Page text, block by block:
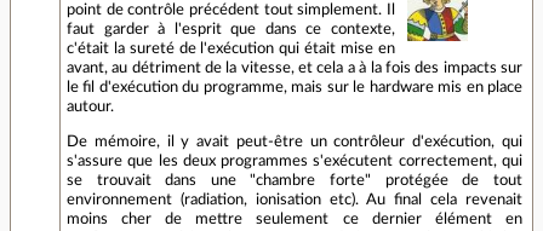
point de contrôle précédent tout simplement. Il
faut garder à l'esprit que dans ce contexte,
c'était la sureté de l'exécution qui était mise en
avant, au détriment de la vitesse, et cela a à la fois des impacts sur
le fil d'exécution du programme, mais sur le hardware mis en place
autour.
De mémoire, il y avait peut-être un contrôleur d'exécution, qui
s'assure que les deux programmes s'exécutent correctement, qui
se trouvait dans une "chambre forte" protégée de tout
environnement (radiation, ionisation etc). Au final cela revenait
moins cher de mettre seulement ce dernier élément en